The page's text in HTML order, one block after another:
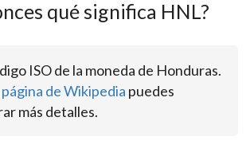
qué significa HNL?
ISO de la moneda de Honduras.
de Wikipedia puedes
más detalles.